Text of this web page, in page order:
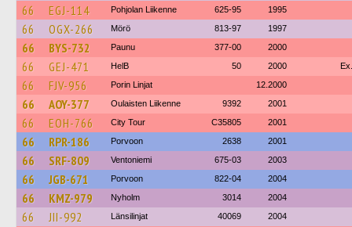
66 EGJ-114 Pohjolan Liikenne 625-95 1995
66 OGX-266 Mörö 813-97 1997
66 BYS-732 Paunu 377-00 2000
66 GEJ-471 HelB 50 2000
66 FJV-956 Porin Linjat 12.2000
66 AOY-377 Oulaisten Liikenne 9392 2001
66 EOH-766 City Tour C35805 2001
66 RPR-186 Porvoon 2638 2001
66 SRF-809 Ventoniemi 675-03 2003
66 JGB-671 Porvoon 822-04 2004
66 KMZ-979 Nyholm 3014 2004
66 JII-992 Länsilinjat 40069 2004